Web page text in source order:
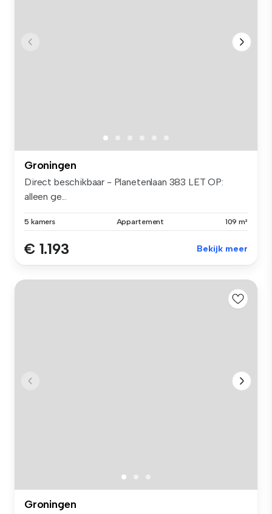
Groningen
Direct beschikbaar - Planetenlaan 383 LET OP:
alleen ge...
5 kamers Appartement 109 m²
€ 1.193 Bekijk meer
Groningen